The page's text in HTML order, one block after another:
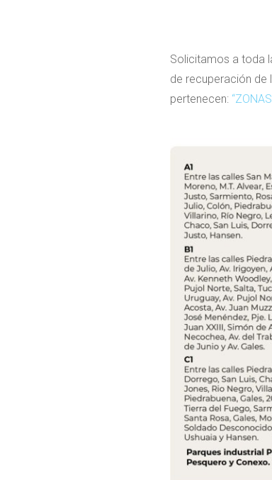
Solicitamos a toda
de recuperación de
pertenecen: